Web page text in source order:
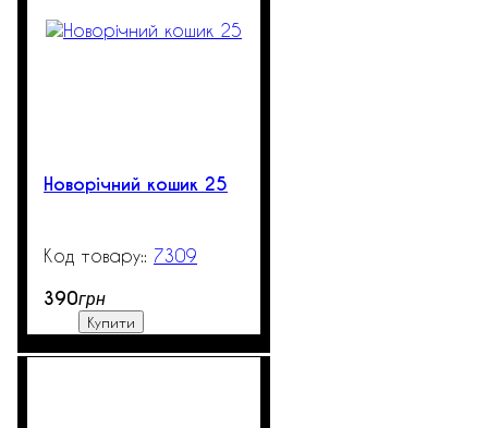
Новорічний кошик 25
7309
390грн
Купити